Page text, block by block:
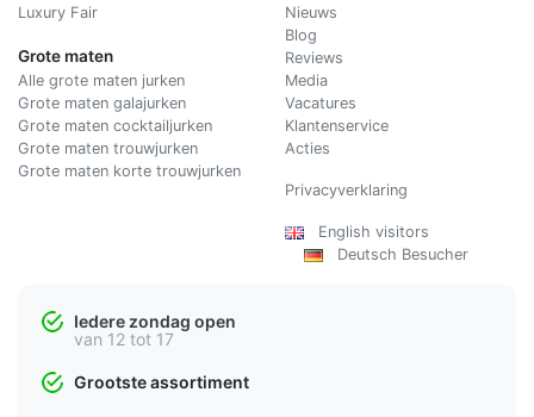
Luxury Fair
Grote maten
Alle grote maten jurken
Grote maten galajurken
Grote maten cocktailjurken
Grote maten trouwjurken
Grote maten korte trouwjurken
Nieuws
Blog
Reviews
Media
Vacatures
Klantenservice
Acties
Privacyverklaring
English visitors
Deutsch Besucher
Iedere zondag open
van 12 tot 17
Grootste assortiment